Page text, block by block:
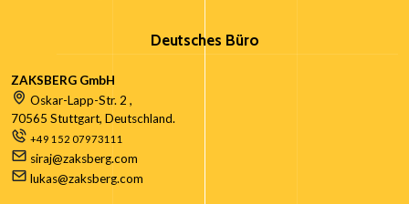
Deutsches Büro
ZAKSBERG GmbH
Oskar-Lapp-Str. 2 ,
70565 Stuttgart, Deutschland.
+49 152 07973111
siraj@zaksberg.com
lukas@zaksberg.com